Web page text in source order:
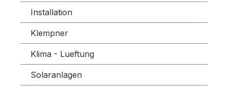
Installation
Klempner
Klima - Lueftung
Solaranlagen